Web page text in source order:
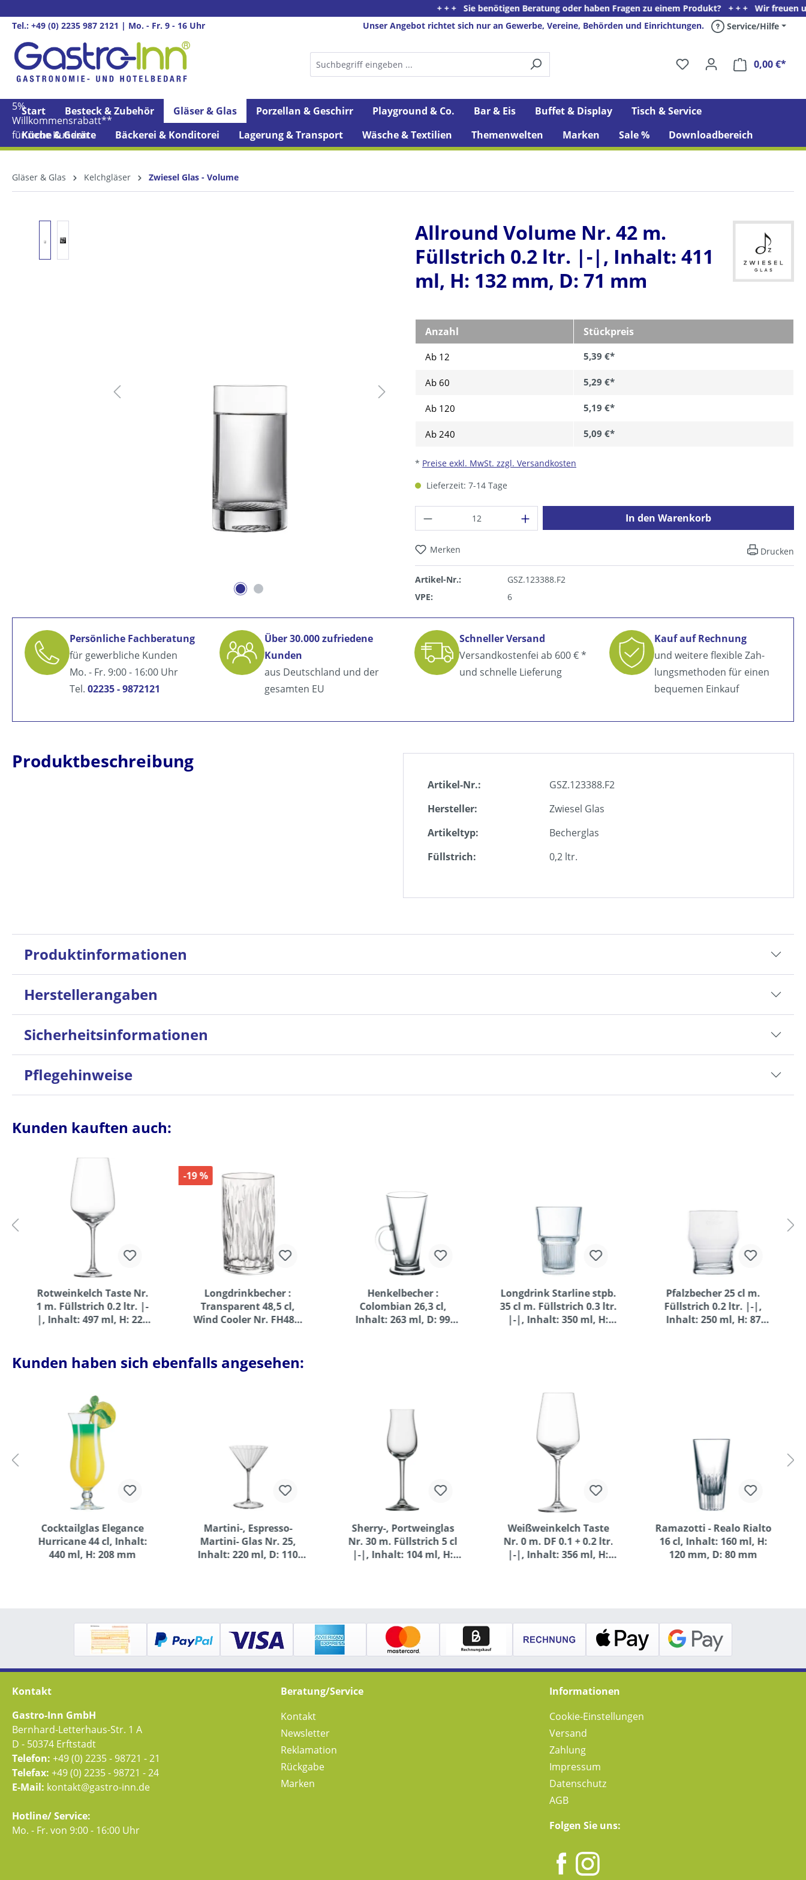
Zur Hauptnavigation springen
+ + + Sie benötigen Beratung oder haben Fragen zu einem Produkt? + + + Wir freuen uns auf
Tel.: +49 (0) 2235 987 2121 | Mo. - Fr. 9 - 16 Uhr
Unser Angebot richtet sich nur an Gewerbe, Vereine, Behörden und Einrichtungen. Service/Hilfe
0,00 €*
5%
Willkommens­rabatt**
für neue Kunden
Start Besteck & Zubehör Gläser & Glas Porzellan & Geschirr Playground & Co. Bar & Eis Buffet & Display
Tisch & Service
Küche & Geräte
Bäckerei & Konditorei Lagerung & Transport Wäsche & Textilien Themenwelten Marken Sale % Downloadbereich
Gläser & Glas Kelchgläser Zwiesel Glas - Volume
Allround Volume Nr. 42 m.
Füllstrich 0.2 ltr. |-|, Inhalt: 411
ml, H: 132 mm, D: 71 mm
Anzahl Stückpreis
Ab 12 5,39 €*
Ab 60 5,29 €*
Ab 120 5,19 €*
Ab 240 5,09 €*
* Preise exkl. MwSt. zzgl. Versandkosten
Lieferzeit: 7-14 Tage
Produkt Anzahl: Gib den gewünschten Wert ein oder
In den Warenkorb
Merken Drucken
Artikel-Nr.:
GSZ.123388.F2
VPE:
6
Persönliche Fachberatung
für gewerbliche Kunden
Mo. - Fr. 9:00 - 16:00 Uhr
Tel. 02235 - 9872121
Über 30.000 zufriedene
Kunden
aus Deutschland und der
gesamten EU
Schneller Versand
Versandkostenfei ab 600 € *
und schnelle Lieferung
Kauf auf Rechnung
und weitere flexible Zah­
lungsmethoden für einen
bequemen Einkauf
Produktbeschreibung
Artikel-Nr.:
GSZ.123388.F2
Hersteller:
Zwiesel Glas
Artikeltyp:
Becherglas
Füllstrich:
0,2 ltr.
Produktinformationen
Herstellerangaben
Sicherheitsinformationen
Pflegehinweise
Kunden kauften auch:
Rotweinkelch Taste Nr.
1 m. Füllstrich 0.2 ltr. |-
|, Inhalt: 497 ml, H: 225
-19 %
Longdrinkbecher :
Transparent 48,5 cl,
Wind Cooler Nr. FH48T,
Henkelbecher :
Colombian 26,3 cl,
Inhalt: 263 ml, D: 99
Longdrink Starline stpb.
35 cl m. Füllstrich 0.3 ltr.
|-|, Inhalt: 350 ml, H:
Pfalzbecher 25 cl m.
Füllstrich 0.2 ltr. |-|,
Inhalt: 250 ml, H: 87
Kunden haben sich ebenfalls angesehen:
Cocktailglas Elegance
Hurricane 44 cl, Inhalt:
440 ml, H: 208 mm
Martini-, Espresso-
Martini- Glas Nr. 25,
Inhalt: 220 ml, D: 110
Sherry-, Portweinglas
Nr. 30 m. Füllstrich 5 cl
|-|, Inhalt: 104 ml, H:
Weißweinkelch Taste
Nr. 0 m. DF 0.1 + 0.2 ltr.
|-|, Inhalt: 356 ml, H:
Ramazotti - Realo Rialto
16 cl, Inhalt: 160 ml, H:
120 mm, D: 80 mm
Kontakt
Gastro-Inn GmbH
Bernhard-Letterhaus-Str. 1 A
D - 50374 Erftstadt
Telefon: +49 (0) 2235 - 98721 - 21
Telefax: +49 (0) 2235 - 98721 - 24
E-Mail: kontakt@gastro-inn.de
Hotline/ Service:
Mo. - Fr. von 9:00 - 16:00 Uhr
Beratung/Service
Kontakt
Newsletter
Reklamation
Rückgabe
Marken
Informationen
Cookie-Einstellungen
Versand
Zahlung
Impressum
Datenschutz
AGB
Folgen Sie uns: